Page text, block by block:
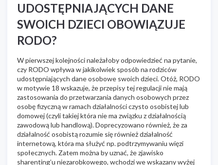
UDOSTĘPNIAJĄCYCH DANE
SWOICH DZIECI OBOWIĄZUJE
RODO?
W pierwszej kolejności należałoby odpowiedzieć na pytanie,
czy RODO wpływa w jakikolwiek sposób na rodziców
udostępniających dane osobowe swoich dzieci. Otóż, RODO
w motywie 18 wskazuje, że przepisy tej regulacji nie mają
zastosowania do przetwarzania danych osobowych przez
osobę fizyczną w ramach działalności czysto osobistej lub
domowej (czyli takiej która nie ma związku z działalnością
zawodową lub handlową). Doprecyzowano również, że za
działalność osobistą rozumie się również działalność
internetową, która ma służyć np. podtrzymywaniu więzi
społecznych. Zatem można by uznać, że zjawisko
sharenting’u niezarobkowego, wchodzi we wskazany wyżej